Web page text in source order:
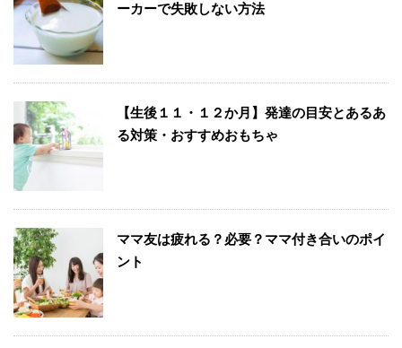
ーカーで失敗しない方法
【生後１１・１２か月】発達の目安とあるあ
る対策・おすすめおもちゃ
ママ友は疲れる？必要？ママ付き合いのポイ
ント